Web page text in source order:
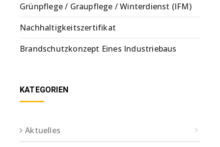
Grünpflege / Graupflege / Winterdienst (IFM)
Nachhaltigkeitszertifikat
Brandschutzkonzept Eines Industriebaus
KATEGORIEN
Aktuelles